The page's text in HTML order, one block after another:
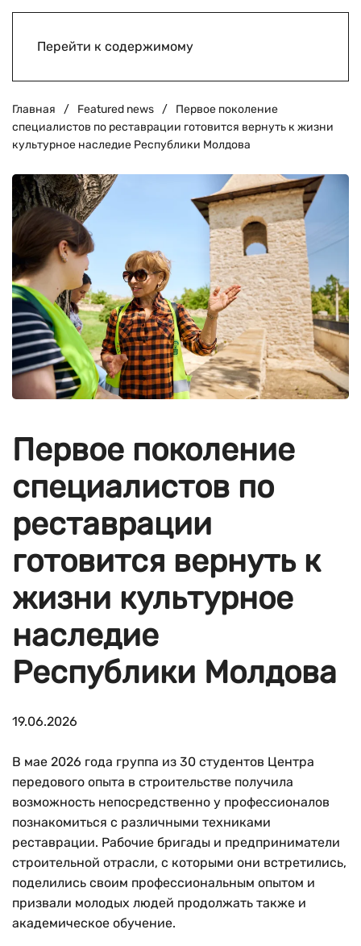
Перейти к содержимому
Главная Featured news
Первое поколение
специалистов по реставрации готовится вернуть к жизни
культурное наследие Республики Молдова
Первое поколение
специалистов по
реставрации
готовится вернуть к
жизни культурное
наследие
Республики Молдова
19.06.2026
В мае 2026 года группа из 30 студентов Центра
передового опыта в строительстве получила
возможность непосредственно у профессионалов
познакомиться с различными техниками
реставрации. Рабочие бригады и предприниматели
строительной отрасли, с которыми они встретились,
поделились своим профессиональным опытом и
призвали молодых людей продолжать также и
академическое обучение.